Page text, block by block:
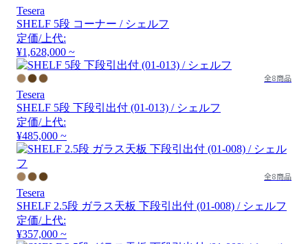
Tesera
SHELF 5段 コーナー / シェルフ
定価/上代:
¥1,628,000 ~
全8商品
Tesera
SHELF 5段 下段引出付 (01-013) / シェルフ
定価/上代:
¥485,000 ~
全8商品
Tesera
SHELF 2.5段 ガラス天板 下段引出付 (01-008) / シェルフ
定価/上代:
¥357,000 ~